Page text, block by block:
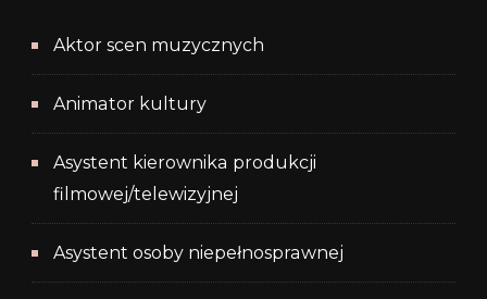
Aktor scen muzycznych
Animator kultury
Asystent kierownika produkcji
filmowej/telewizyjnej
Asystent osoby niepełnosprawnej